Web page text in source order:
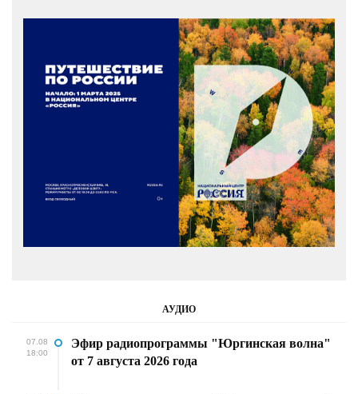
АУДИО
07.08
18:00
Эфир радиопрограммы "Юргинская волна"
от 7 августа 2026 года